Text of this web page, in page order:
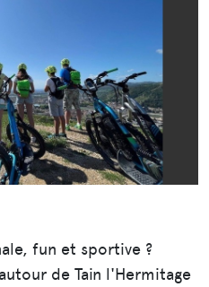
fun et sportive ?
de Tain l'Hermitage